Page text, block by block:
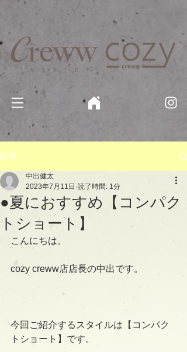
京都・四条 烏丸の美容室・美容院【Creww KYOTO (クルー)】【cozy creww(コージークルー)】 京都市 ヘ
記事
●夏におすすめ【コンパク
トショート】
中出健太
2023年7月11日 読了時間: 1分
こんにちは。
cozy creww店店長の中出です。
今回ご紹介するスタイルは【コンパク
トショート】です。